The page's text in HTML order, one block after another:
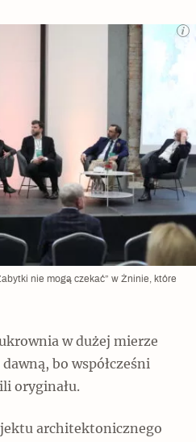
nie mogą czekać” w Żninie, które
w dużej mierze
bo współcześni
oryginału.
architektonicznego